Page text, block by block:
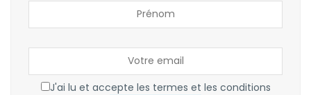
J'ai lu et accepte les termes et les conditions